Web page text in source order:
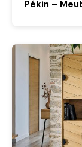
Pékin –